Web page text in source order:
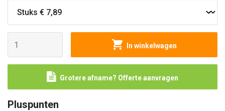
In winkelwagen
Grotere afname? Offerte aanvragen
Pluspunten